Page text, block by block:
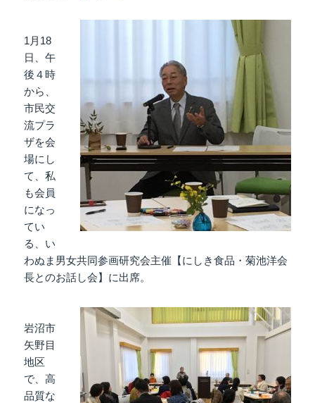
1月18
日、午
後４時
から、
市民交
流プラ
ザを会
場にし
て、私
も会員
になっ
てい
る、い
わぬま男女共同参画研究会主催【にしき食品・菊池洋会
長とのお話し会】に出席。
岩沼市
矢野目
地区
で、高
品質な